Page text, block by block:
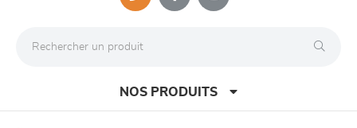
NOS PRODUITS